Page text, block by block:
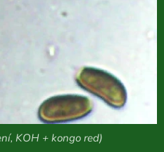
KOH + kongo red)